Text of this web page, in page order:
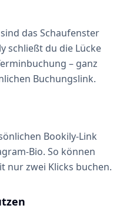
das Schaufenster
schließt du die Lücke
– ganz
Buchungslink.
Bookily-Link
Bio. So können
nur zwei Klicks buchen.